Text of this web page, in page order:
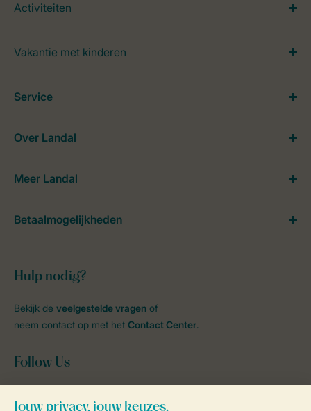
Activiteiten
Vakantie met kinderen
Hulp nodig?
Bekijk de veelgestelde vragen of
neem contact op met het Contact Center.
Follow Us
Service
Over Landal
Meer Landal
Betaalmogelijkheden